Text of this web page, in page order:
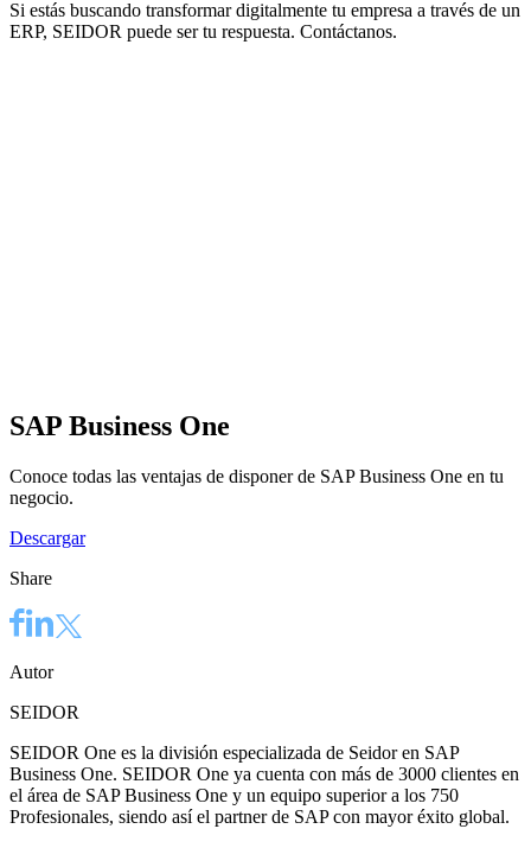
Si estás buscando transformar digitalmente tu empresa a través de un
ERP, SEIDOR puede ser tu respuesta. Contáctanos.
SAP Business One
Conoce todas las ventajas de disponer de SAP Business One en tu
negocio.
Descargar
Share
Autor
SEIDOR
SEIDOR One es la división especializada de Seidor en SAP
Business One. SEIDOR One ya cuenta con más de 3000 clientes en
el área de SAP Business One y un equipo superior a los 750
Profesionales, siendo así el partner de SAP con mayor éxito global.